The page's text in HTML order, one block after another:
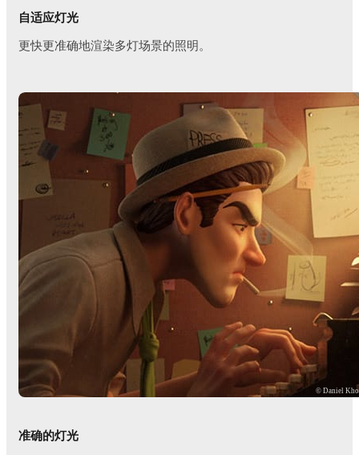
自适应灯光
更快更准确地渲染多灯场景的照明。
© Daniel Kho
准确的灯光